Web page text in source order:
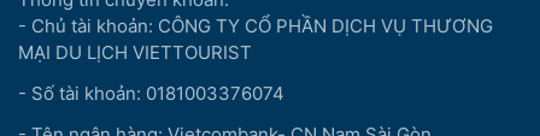
- Chủ tài khoản: CÔNG TY CỔ PHẦN DỊCH VỤ THƯƠNG
MẠI DU LỊCH VIETTOURIST
- Số tài khoản: 0181003376074